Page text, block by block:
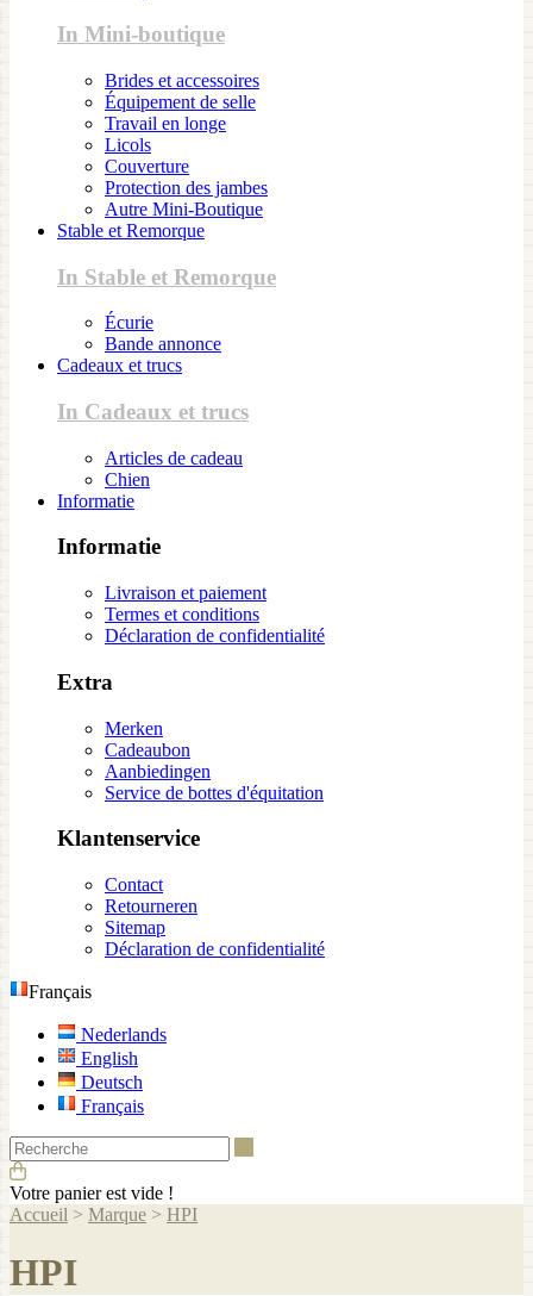
In Mini-boutique
Brides et accessoires
Équipement de selle
Travail en longe
Licols
Couverture
Protection des jambes
Autre Mini-Boutique
Stable et Remorque
In Stable et Remorque
Écurie
Bande annonce
Cadeaux et trucs
In Cadeaux et trucs
Articles de cadeau
Chien
Informatie
Informatie
Livraison et paiement
Termes et conditions
Déclaration de confidentialité
Extra
Merken
Cadeaubon
Aanbiedingen
Service de bottes d'équitation
Klantenservice
Contact
Retourneren
Sitemap
Déclaration de confidentialité
Français
Nederlands
English
Deutsch
Français
Votre panier est vide !
Accueil > Marque > HPI
HPI